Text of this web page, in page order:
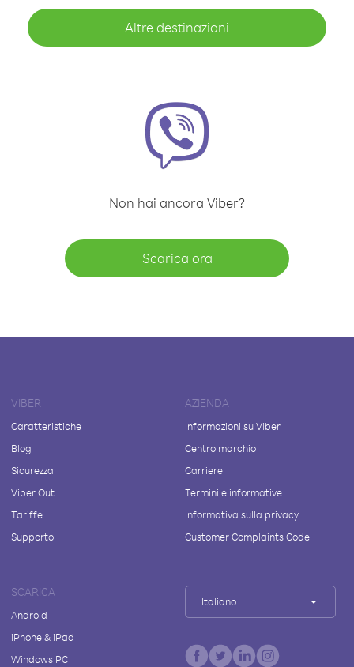
Altre destinazioni
Non hai ancora Viber?
Scarica ora
VIBER
Caratteristiche
Blog
Sicurezza
Viber Out
Tariffe
Supporto
AZIENDA
Informazioni su Viber
Centro marchio
Carriere
Termini e informative
Informativa sulla privacy
Customer Complaints Code
SCARICA
Android
iPhone & iPad
Windows PC
Italiano